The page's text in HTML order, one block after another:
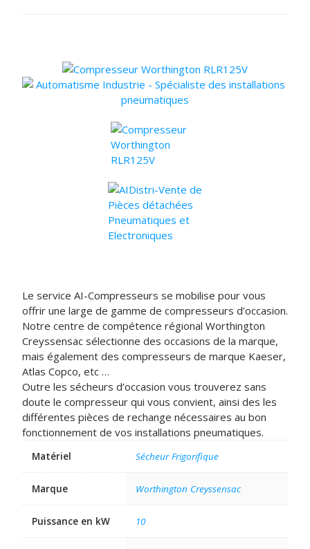
Le service AI-Compresseurs se mobilise pour vous
offrir une large de gamme de compresseurs d’occasion.
Notre centre de compétence régional Worthington
Creyssensac sélectionne des occasions de la marque,
mais également des compresseurs de marque Kaeser,
Atlas Copco, etc …
Outre les sécheurs d’occasion vous trouverez sans
doute le compresseur qui vous convient, ainsi des les
différentes pièces de rechange nécessaires au bon
fonctionnement de vos installations pneumatiques.
Matériel Sécheur Frigorifique
Marque Worthington Creyssensac
Puissance en kW 10